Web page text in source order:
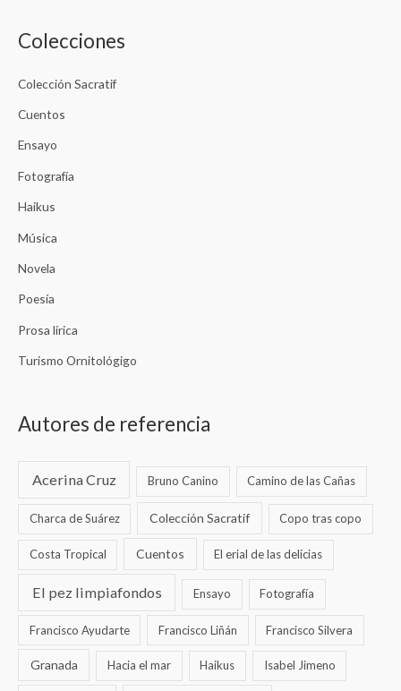
Colecciones
Colección Sacratif
Cuentos
Ensayo
Fotografía
Haikus
Música
Novela
Poesía
Prosa lírica
Turismo Ornitológigo
Autores de referencia
Acerina Cruz Bruno Canino Camino de las Cañas
Charca de Suárez Colección Sacratif Copo tras copo
Costa Tropical Cuentos El erial de las delicias
El pez limpiafondos Ensayo Fotografía
Francisco Ayudarte Francisco Liñán Francisco Silvera
Granada Hacia el mar Haikus Isabel Jimeno